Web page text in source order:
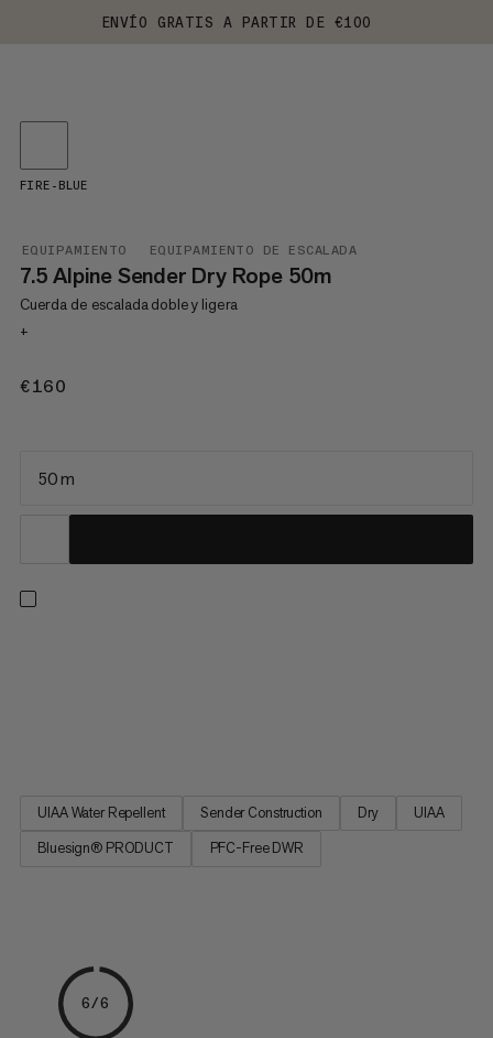
ENVÍO GRATIS A PARTIR DE €100
EQUIPAMIENTO EQUIPAMIENTO DE ESCALADA
7.5 Alpine Sender Dry Rope 50m
Cuerda de escalada doble y ligera
+
€160
FIRE-BLUE
50 m
UIAA Water Repellent Sender Construction Dry
UIAA
Bluesign® PRODUCT
PFC-Free DWR
6/6